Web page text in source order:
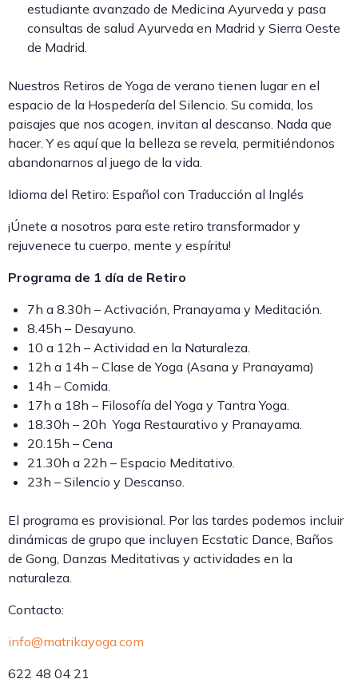
estudiante avanzado de Medicina Ayurveda y pasa
consultas de salud Ayurveda en Madrid y Sierra Oeste
de Madrid.
Nuestros Retiros de Yoga de verano tienen lugar en el
espacio de la Hospedería del Silencio. Su comida, los
paisajes que nos acogen, invitan al descanso. Nada que
hacer. Y es aquí que la belleza se revela, permitiéndonos
abandonarnos al juego de la vida.
Idioma del Retiro: Español con Traducción al Inglés
¡Únete a nosotros para este retiro transformador y
rejuvenece tu cuerpo, mente y espíritu!
Programa de 1 día de Retiro
7h a 8.30h – Activación, Pranayama y Meditación.
8.45h – Desayuno.
10 a 12h – Actividad en la Naturaleza.
12h a 14h – Clase de Yoga (Asana y Pranayama)
14h – Comida.
17h a 18h – Filosofía del Yoga y Tantra Yoga.
18.30h – 20h Yoga Restaurativo y Pranayama.
20.15h – Cena
21.30h a 22h – Espacio Meditativo.
23h – Silencio y Descanso.
El programa es provisional. Por las tardes podemos incluir
dinámicas de grupo que incluyen Ecstatic Dance, Baños
de Gong, Danzas Meditativas y actividades en la
naturaleza.
Contacto:
info@matrikayoga.com
622 48 04 21